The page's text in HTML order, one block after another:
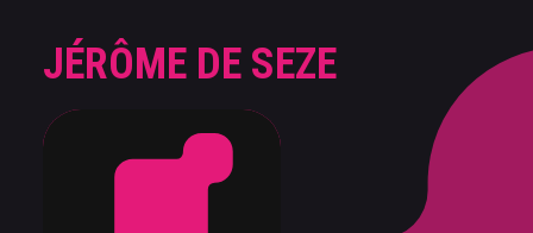
JÉRÔME DE SEZE